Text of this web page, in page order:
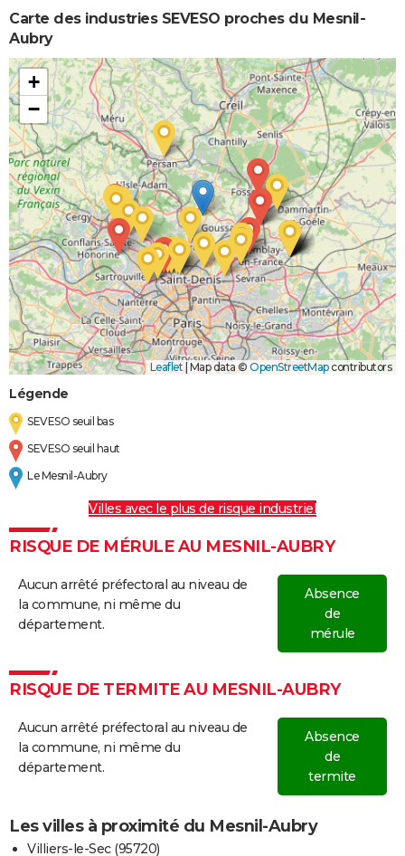
Carte des industries SEVESO proches du Mesnil-
Aubry
+
−
Leaflet Map data © OpenStreetMapcontributors
Légende
SEVESO seuil bas
SEVESO seuil haut
Le Mesnil-Aubry
Villes avec le plus de risque industriel
RISQUE DE MÉRULE AU MESNIL-AUBRY
Aucun arrêté préfectoral au niveau de
la commune, ni même du
département.
Absence
de
mérule
RISQUE DE TERMITE AU MESNIL-AUBRY
Aucun arrêté préfectoral au niveau de
la commune, ni même du
département.
Absence
de
termite
Les villes à proximité du Mesnil-Aubry
Villiers-le-Sec (95720)